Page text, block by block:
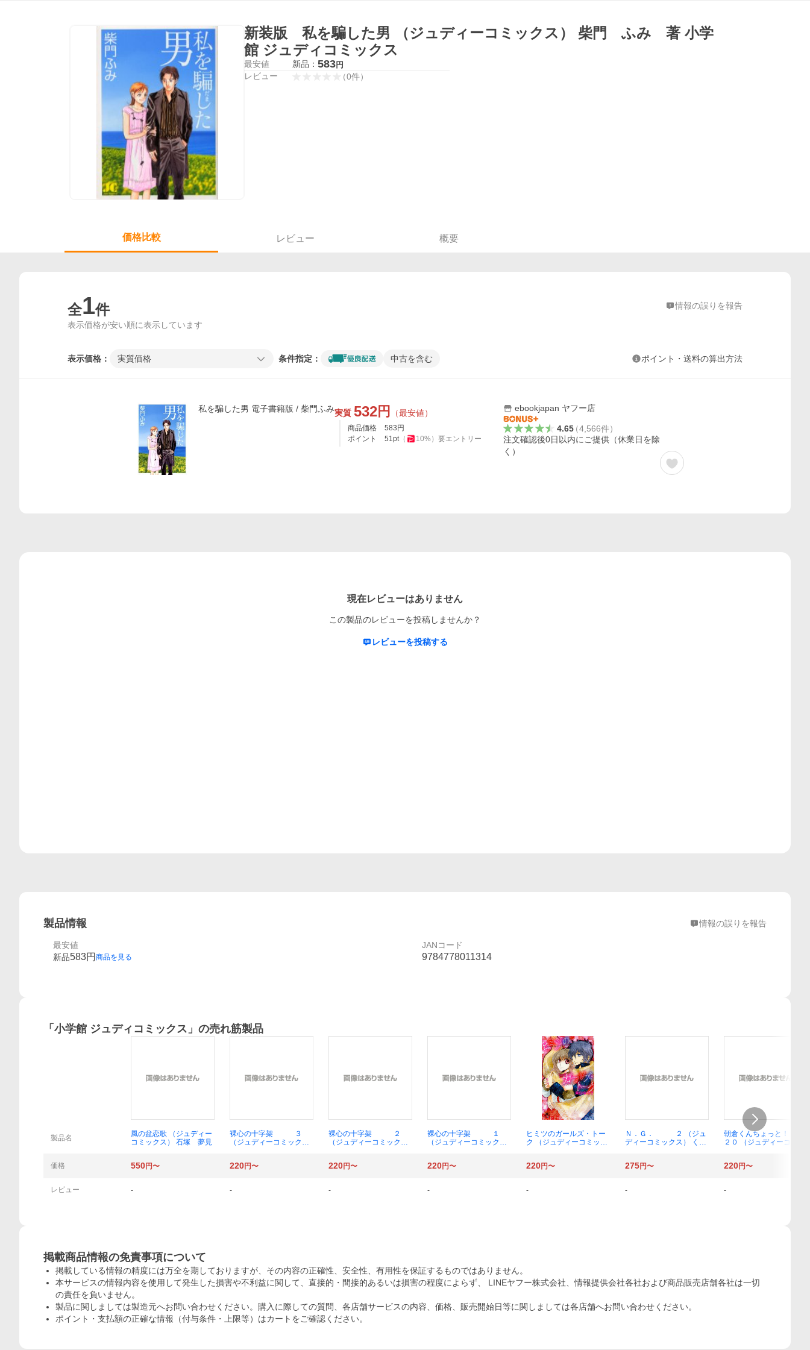
新装版 私を騙した男 （ジュディーコミックス） 柴門 ふみ 著 小学
館 ジュディコミックス
最安値 新品： 583円
レビュー （0件）
価格比較 レビュー 概要
全1件 情報の誤りを報告
表示価格が安い順に表示しています
表示価格： 実質価格 条件指定： 中古を含む ポイント・送料の算出方法
私を騙した男 電子書籍版 / 柴門ふみ実質 532円 （最安値）
商品価格 583 円
ポイント
51pt（ 10%） 要エントリー
ebookjapan ヤフー店
4.65（4,566件）
注文確認後0日以内にご提供（休業日を除
く）
現在レビューはありません
この製品のレビューを投稿しませんか？
レビューを投稿する
製品情報 情報の誤りを報告
最安値
新品583円 商品を見る
JANコード
9784778011314
「 小学館 ジュディコミックス 」の売れ筋製品
製品名
風の盆恋歌 （ジュディー
コミックス） 石塚 夢見
裸心の十字架 ３
（ジュディーコミック
裸心の十字架 ２
（ジュディーコミック
裸心の十字架 １
（ジュディーコミック
ヒミツのガールズ・トー
ク （ジュディーコミック
Ｎ．Ｇ． ２ （ジュ
ディーコミックス） くさ
朝倉くんちょっと！
２０ （ジュディーコミッ
価格
550円〜 220円〜 220円〜 220円〜 220円〜 275円〜 220円〜
レビュー - - - - - - -
掲載商品情報の免責事項について
掲載している情報の精度には万全を期しておりますが、その内容の正確性、安全性、有用性を保証するものではありません。
本サービスの情報内容を使用して発生した損害や不利益に関して、直接的・間接的あるいは損害の程度によらず、 LINEヤフー株式会社、情報提供会社各社および商品販売店舗各社は一切
の責任を負いません。
製品に関しましては製造元へお問い合わせください。購入に際しての質問、各店舗サービスの内容、価格、販売開始日等に関しましては各店舗へお問い合わせください。
ポイント・支払額の正確な情報（付与条件・上限等）はカートをご確認ください。